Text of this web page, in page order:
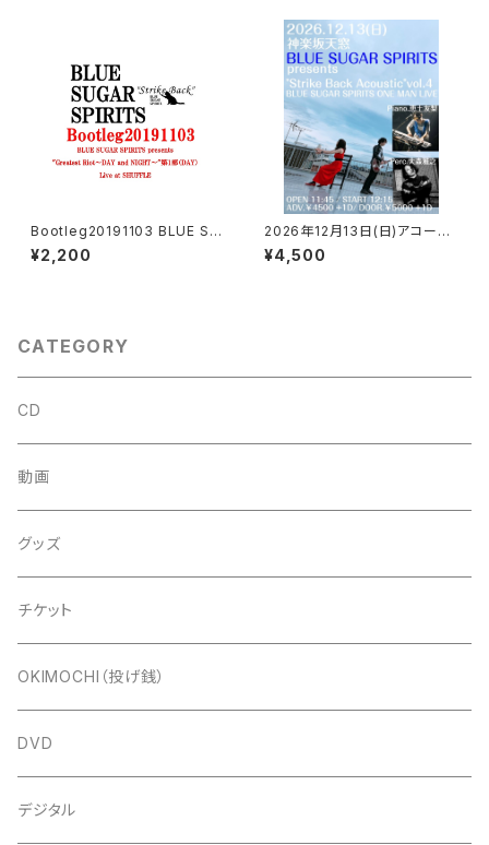
Bootleg20191103 BLUE SU
GAR SPIRITS presents "Gr
eatest Riot～DAY and NIGH
¥2,200
2026年12月13日(日)アコース
ティックワンマンライブ来場チケ
ット
¥4,500
CATEGORY
CD
動画
グッズ
チケット
OKIMOCHI（投げ銭）
DVD
デジタル